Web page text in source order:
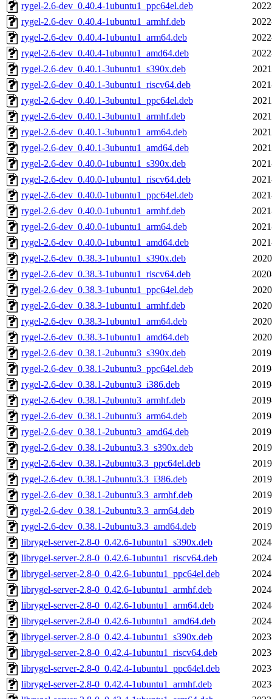
rygel-2.6-dev_0.40.4-1ubuntu1_ppc64el.deb
rygel-2.6-dev_0.40.4-1ubuntu1_armhf.deb
rygel-2.6-dev_0.40.4-1ubuntu1_arm64.deb
rygel-2.6-dev_0.40.4-1ubuntu1_amd64.deb
rygel-2.6-dev_0.40.1-3ubuntu1_s390x.deb
rygel-2.6-dev_0.40.1-3ubuntu1_riscv64.deb
rygel-2.6-dev_0.40.1-3ubuntu1_ppc64el.deb
rygel-2.6-dev_0.40.1-3ubuntu1_armhf.deb
rygel-2.6-dev_0.40.1-3ubuntu1_arm64.deb
rygel-2.6-dev_0.40.1-3ubuntu1_amd64.deb
rygel-2.6-dev_0.40.0-1ubuntu1_s390x.deb
rygel-2.6-dev_0.40.0-1ubuntu1_riscv64.deb
rygel-2.6-dev_0.40.0-1ubuntu1_ppc64el.deb
rygel-2.6-dev_0.40.0-1ubuntu1_armhf.deb
rygel-2.6-dev_0.40.0-1ubuntu1_arm64.deb
rygel-2.6-dev_0.40.0-1ubuntu1_amd64.deb
rygel-2.6-dev_0.38.3-1ubuntu1_s390x.deb
rygel-2.6-dev_0.38.3-1ubuntu1_riscv64.deb
rygel-2.6-dev_0.38.3-1ubuntu1_ppc64el.deb
rygel-2.6-dev_0.38.3-1ubuntu1_armhf.deb
rygel-2.6-dev_0.38.3-1ubuntu1_arm64.deb
rygel-2.6-dev_0.38.3-1ubuntu1_amd64.deb
rygel-2.6-dev_0.38.1-2ubuntu3_s390x.deb
rygel-2.6-dev_0.38.1-2ubuntu3_ppc64el.deb
rygel-2.6-dev_0.38.1-2ubuntu3_i386.deb
rygel-2.6-dev_0.38.1-2ubuntu3_armhf.deb
rygel-2.6-dev_0.38.1-2ubuntu3_arm64.deb
rygel-2.6-dev_0.38.1-2ubuntu3_amd64.deb
rygel-2.6-dev_0.38.1-2ubuntu3.3_s390x.deb
rygel-2.6-dev_0.38.1-2ubuntu3.3_ppc64el.deb
rygel-2.6-dev_0.38.1-2ubuntu3.3_i386.deb
rygel-2.6-dev_0.38.1-2ubuntu3.3_armhf.deb
rygel-2.6-dev_0.38.1-2ubuntu3.3_arm64.deb
rygel-2.6-dev_0.38.1-2ubuntu3.3_amd64.deb
librygel-server-2.8-0_0.42.6-1ubuntu1_s390x.deb
librygel-server-2.8-0_0.42.6-1ubuntu1_riscv64.deb
librygel-server-2.8-0_0.42.6-1ubuntu1_ppc64el.deb
librygel-server-2.8-0_0.42.6-1ubuntu1_armhf.deb
librygel-server-2.8-0_0.42.6-1ubuntu1_arm64.deb
librygel-server-2.8-0_0.42.6-1ubuntu1_amd64.deb
librygel-server-2.8-0_0.42.4-1ubuntu1_s390x.deb
librygel-server-2.8-0_0.42.4-1ubuntu1_riscv64.deb
librygel-server-2.8-0_0.42.4-1ubuntu1_ppc64el.deb
librygel-server-2.8-0_0.42.4-1ubuntu1_armhf.deb